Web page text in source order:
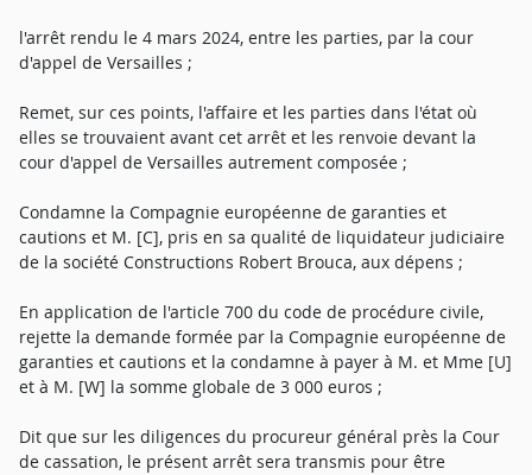
l'arrêt rendu le 4 mars 2024, entre les parties, par la cour
d'appel de Versailles ;
Remet, sur ces points, l'affaire et les parties dans l'état où
elles se trouvaient avant cet arrêt et les renvoie devant la
cour d'appel de Versailles autrement composée ;
Condamne la Compagnie européenne de garanties et
cautions et M. [C], pris en sa qualité de liquidateur judiciaire
de la société Constructions Robert Brouca, aux dépens ;
En application de l'article 700 du code de procédure civile,
rejette la demande formée par la Compagnie européenne de
garanties et cautions et la condamne à payer à M. et Mme [U]
et à M. [W] la somme globale de 3 000 euros ;
Dit que sur les diligences du procureur général près la Cour
de cassation, le présent arrêt sera transmis pour être